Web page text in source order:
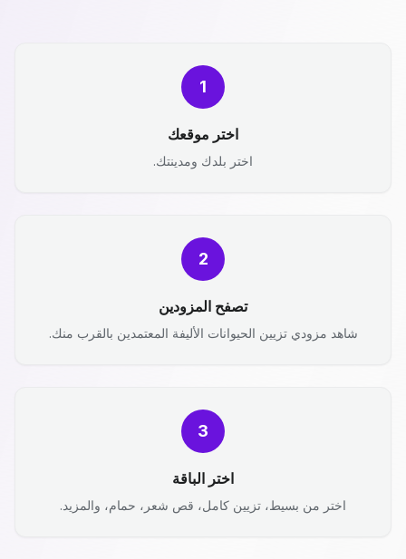
1
اختر موقعك
اختر بلدك ومدينتك.
2
تصفح المزودين
شاهد مزودي تزيين الحيوانات الأليفة المعتمدين بالقرب منك.
3
اختر الباقة
اختر من بسيط، تزيين كامل، قص شعر، حمام، والمزيد.